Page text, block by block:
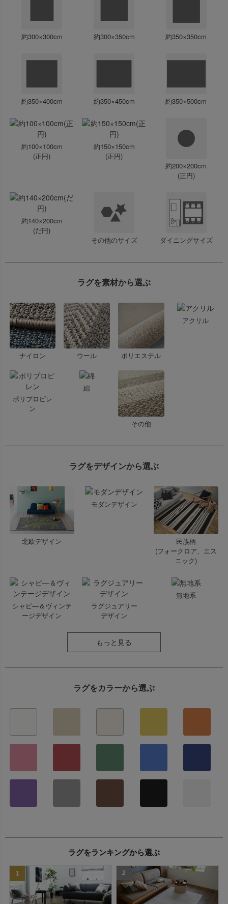
約300×300cm 約300×350cm 約350×350cm
約350×400cm 約350×450cm 約350×500cm
約100×100cm
(正円)
約150×150cm
(正円)
約200×200cm
(正円)
約140×200cm
(だ円)
その他のサイズ
ダイニングサイズ
ラグを素材から選ぶ
ナイロン ウール ポリエステル
アクリル
ポリプロピレ
ン
綿
その他
ラグをデザインから選ぶ
北欧デザイン
モダンデザイン
民族柄
(フォークロア、エス
ニック)
シャビ―＆ヴィンテ
ージデザイン
ラグジュアリー
デザイン
無地系
もっと見る
ラグをカラーから選ぶ
ラグをランキングから選ぶ
1 2